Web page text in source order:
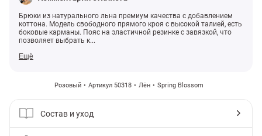
Брюки из натурального льна премиум качества с добавлением
коттона. Модель свободного прямого кроя с высокой талией, есть
боковые карманы. Пояс на эластичной резинке с завязкой, что
позволяет выбрать к...
Ещё
Розовый Артикул 50318 Лён Spring Blossom
Состав и уход